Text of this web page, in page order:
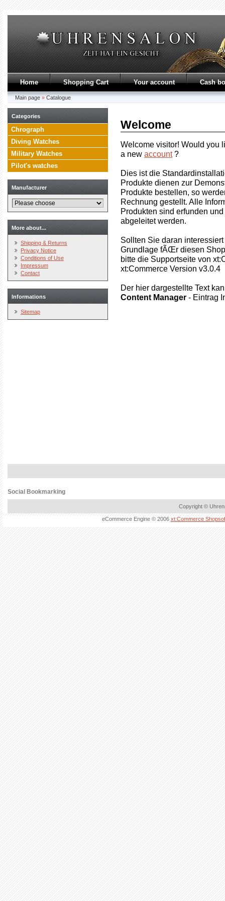
Home Shopping Cart Your account Cash
Main page » Catalogue
Categories
Chrograph
Diving Watches
Military Watches
Pilot's watches
Manufacturer
More about...
Shipping & Returns
Privacy Notice
Conditions of Use
Impressum
Contact
Informations
Sitemap
Welcome
Welcome visitor! Would you
a new account?
Dies ist die
Produkte dienen zur
Produkte bestellen, so
Rechnung gestellt. Alle
Produkten sind erfunden
abgeleitet werden.
Sollten Sie daran
Grundlage fÃŒr diesen
bitte die Supportseite von
xt:Commerce Version v3.0.4
Der hier dargestellte Text
Content Manager - Eintrag
Social Bookmarking
Copyright ©
eCommerce Engine © 2006 xt:Commerce